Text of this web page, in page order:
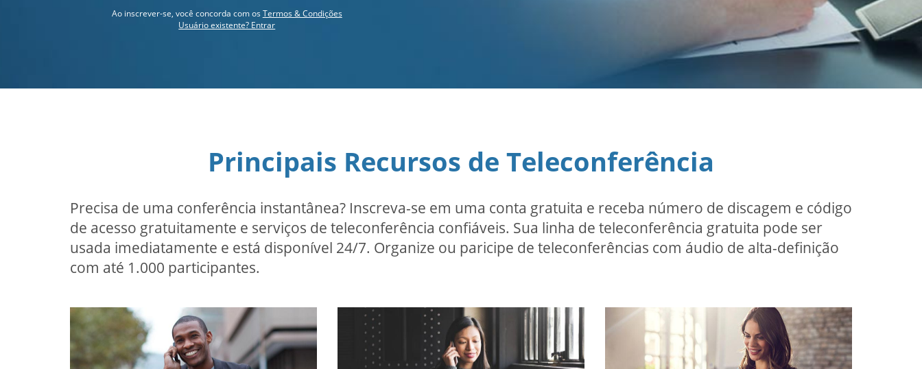
Ao inscrever-se, você concorda com os Termos & Condições
Usuário existente? Entrar
Principais Recursos de Teleconferência
Precisa de uma conferência instantânea? Inscreva-se em uma conta gratuita e receba número de discagem e código
de acesso gratuitamente e serviços de teleconferência confiáveis. Sua linha de teleconferência gratuita pode ser
usada imediatamente e está disponível 24/7. Organize ou paricipe de teleconferências com áudio de alta-definição
com até 1.000 participantes.